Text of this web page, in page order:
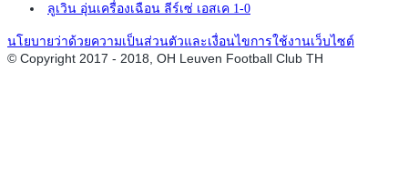
ลูเวิน อุ่นเครื่องเฉือน ลีร์เซ่ เอสเค 1-0
นโยบายว่าด้วยความเป็นส่วนตัวและเงื่อนไขการใช้งานเว็บไซต์
© Copyright 2017 - 2018, OH Leuven Football Club TH